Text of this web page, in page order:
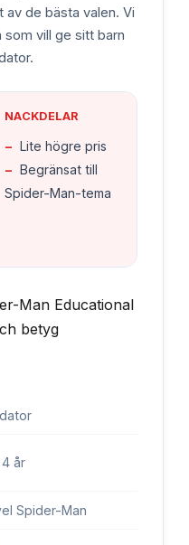
de bästa valen. Vi
som vill ge sitt barn
NACKDELAR
− Lite högre pris
− Begränsat till
Spider-Man-tema
år
Spider-Man